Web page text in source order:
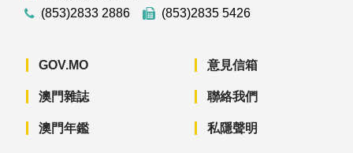
(853)2833 2886
(853)2835 5426
GOV.MO
澳門雜誌
澳門年鑑
意見信箱
聯絡我們
私隱聲明